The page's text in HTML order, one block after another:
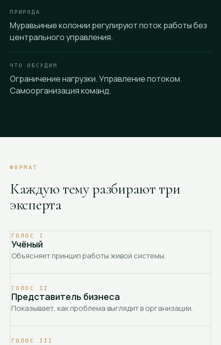
ПРИРОДА
Муравьиные колонии регулируют поток работы без
центрального управления.
ЧТО ОБСУДИМ
Ограничение нагрузки. Управление потоком.
Самоорганизация команд.
ФОРМАТ
Каждую тему разбирают три
эксперта
ГОЛОС I
Учёный
Объясняет принцип работы живой системы.
ГОЛОС II
Представитель бизнеса
Показывает, как проблема выглядит в организации.
ГОЛОС III